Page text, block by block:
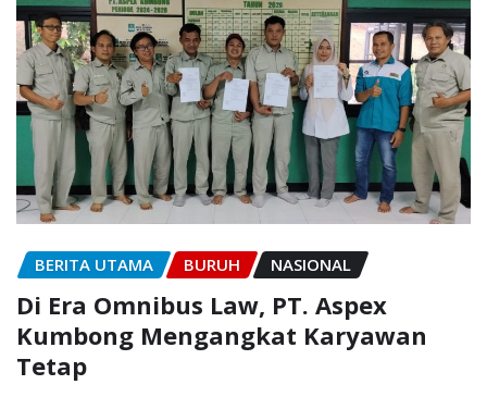
BERITA UTAMA BURUH NASIONAL
Di Era Omnibus Law, PT. Aspex
Kumbong Mengangkat Karyawan
Tetap